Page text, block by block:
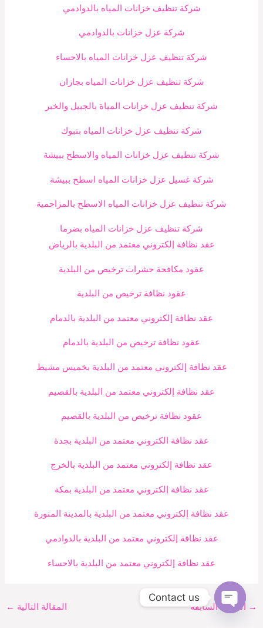
شركة تنظيف خزانات المياه بالدوادمي
شركة عزل خزانات بالدوادمي
شركة تنظيف عزل خزانات المياه بالاحساء
شركة تنظيف عزل خزانات المياه بجازان
شركة تنظيف عزل خزانات المياة بالجبيل والخبر
شركة تنظيف عزل خزانات المياه بتبوك
شركة تنظيف عزل خزانات المياه والاسطح ببيشة
شركة غسيل عزل خزانات المياه اسطح ببيشة
شركة تنظيف عزل خزانات المياه الاسطح بالمزاحمية
شركة تنظيف عزل خزانات المياه بضرما
عقد نظافة إلكتروني معتمد من البلدية بالرياض
عقود مكافحة حشرات ترخيص من البلدية
عقود نظافة ترخيص من البلدية
عقد نظافة إلكتروني معتمد من البلدية بالدمام
عقود نظافة ترخيص من البلدية بالدمام
عقد نظافة إلكتروني معتمد من البلدية بخميس مشيط
عقد نظافة إلكتروني معتمد من البلدية بالقصيم
عقود نظافة ترخيص من البلدية بالقصيم
عقد نظافة الكتروني معتمد من البلدية بجدة
عقد نظافة إلكتروني معتمد من البلدية بالخرج
عقد نظافة إلكتروني معتمد من البلدية بمكة
عقد نظافة إلكتروني معتمد من البلدية بالمدينة المنورة
عقد نظافة إلكتروني معتمد من البلدية بالدوادمي
عقد نظافة إلكتروني معتمد من البلدية بالاحساء
→ المقالة السابقة المقالة التالية ←
Contact us
Open